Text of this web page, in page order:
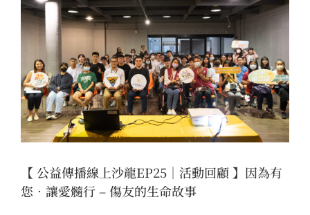
【 公益傳播線上沙龍EP25｜活動回顧 】因為有
您．讓愛髓行 – 傷友的生命故事